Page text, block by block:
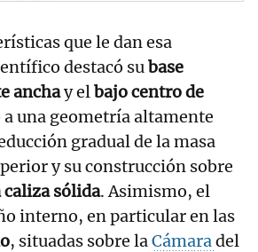
que le dan esa
destacó subase
anchay elbajo centro de
una geometría altamente
gradual de la masa
y su construcción sobre
caliza sólida. Asimismo, el
interno, en particular en las
, situadas sobre laCámaradel